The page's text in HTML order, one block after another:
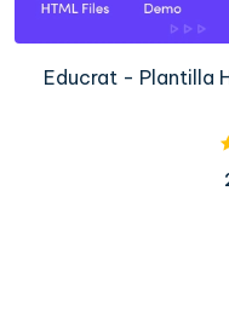
Educrat - Plantilla